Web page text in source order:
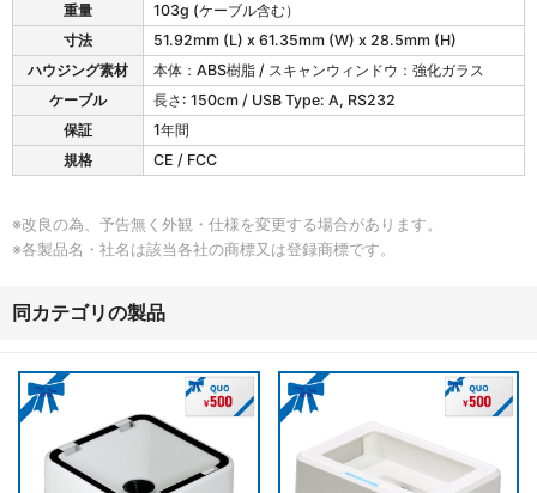
仕
様
T
k
e
u
e
の
仕
重量
103g (ケーブル含む）
寸法
51.92mm (L) x 61.35mm (W) x 28.5mm (H)
ハウジング素材
本体：ABS樹脂 / スキャンウィンドウ：強化ガラス
ケーブル
長さ: 150cm / USB Type: A, RS232
保証
1年間
規格
CE / FCC
※改良の為、予告無く外観・仕様を変更する場合があります。
※各製品名・社名は該当各社の商標又は登録商標です。
同カテゴリの製品